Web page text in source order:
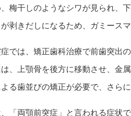
梅干しのようなシワが見られ、
剥きだしになるため、ガミース
では、矯正歯科治療で前歯突出
、上顎骨を後方に移動させ、金
る歯並びの矯正が必要で、さら
「両顎前突症」と言われる症状